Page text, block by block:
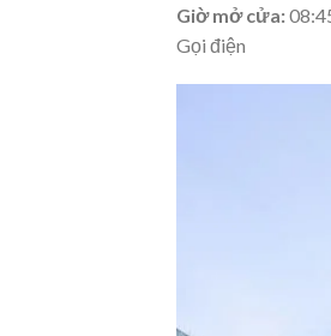
Giờ mở cửa:
Gọi điện